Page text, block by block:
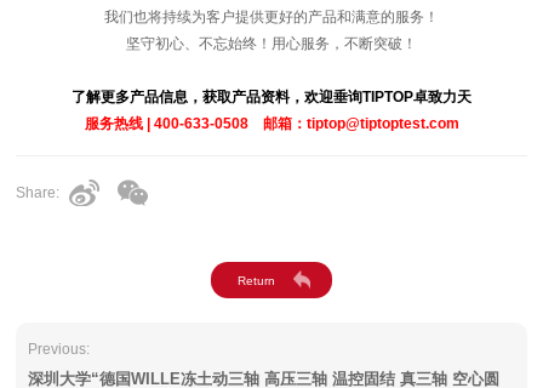
我们也将持续为客户提供更好的产品和满意的服务！
坚守初心、不忘始终！用心服务，不断突破！
了解更多产品信息，获取产品资料，欢迎垂询TIPTOP卓致力天
服务热线 | 400-633-0508 邮箱：tiptop@tiptoptest.com
Share:
Previous:
深圳大学“德国WILLE冻土动三轴 高压三轴 温控固结 真三轴 空心圆